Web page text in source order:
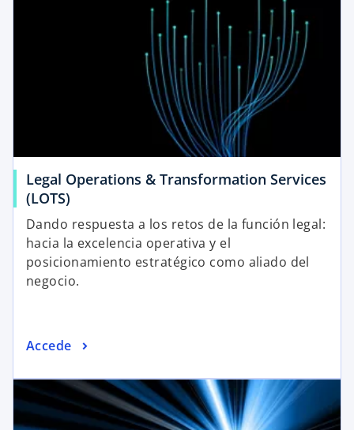
Legal Operations & Transformation Services
(LOTS)
Dando respuesta a los retos de la función legal:
hacia la excelencia operativa y el
posicionamiento estratégico como aliado del
negocio.
Accede